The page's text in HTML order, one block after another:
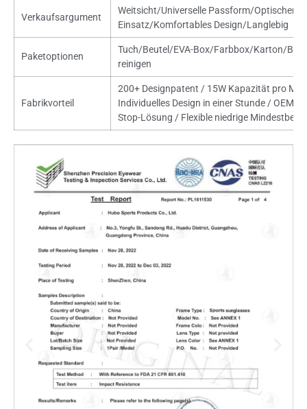
Verkaufsargument
Weitsicht/Universelle Passform/Optischer
Einsatz/Komfortables Design/Langlebig
Paketoptionen
Tuch/Beutel/EVA-Box/Farbbox/Karton/
reinigen
Fabrikvorteil
200+ Designpatent / 15W Kapazität pro
Individuelles Design in einer Stunde / OEM-
Stop-Lösung / Flexible niedrige